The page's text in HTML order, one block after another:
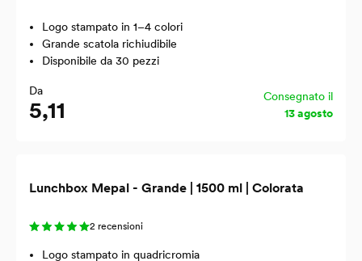
Logo stampato in 1–4 colori
Grande scatola richiudibile
Disponibile da 30 pezzi
Da
5,11
Consegnato il
13 agosto
Lunchbox Mepal - Grande | 1500 ml | Colorata
2 recensioni
Logo stampato in quadricromia